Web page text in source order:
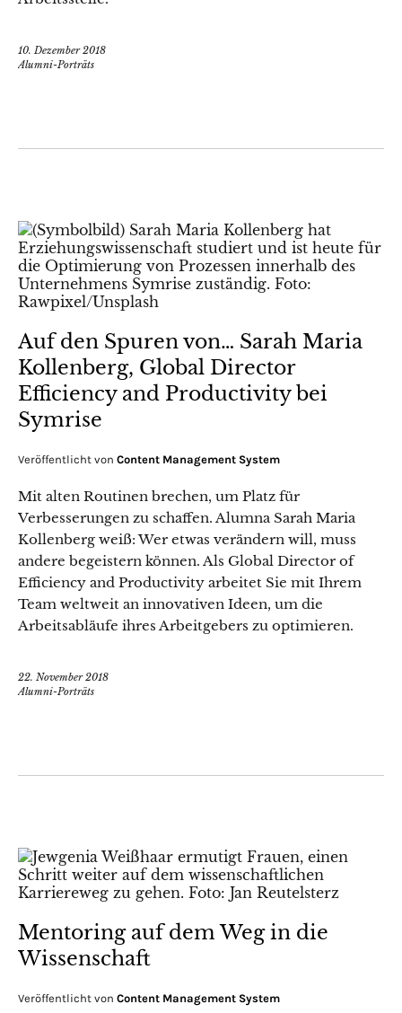
10. Dezember 2018
Alumni-Porträts
Auf den Spuren von… Sarah Maria
Kollenberg, Global Director
Efficiency and Productivity bei
Symrise
Veröffentlicht von Content Management System
Mit alten Routinen brechen, um Platz für
Verbesserungen zu schaffen. Alumna Sarah Maria
Kollenberg weiß: Wer etwas verändern will, muss
andere begeistern können. Als Global Director of
Efficiency and Productivity arbeitet Sie mit Ihrem
Team weltweit an innovativen Ideen, um die
Arbeitsabläufe ihres Arbeitgebers zu optimieren.
22. November 2018
Alumni-Porträts
Mentoring auf dem Weg in die
Wissenschaft
Veröffentlicht von Content Management System